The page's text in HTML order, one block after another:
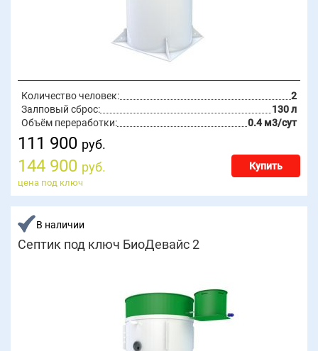
Количество человек:
2
Залповый сброс:
130 л
Объём переработки:
0.4 м3/сут
111 900 руб.
144 900 руб. Купить
цена под ключ
В наличии
Септик под ключ БиоДевайс 2